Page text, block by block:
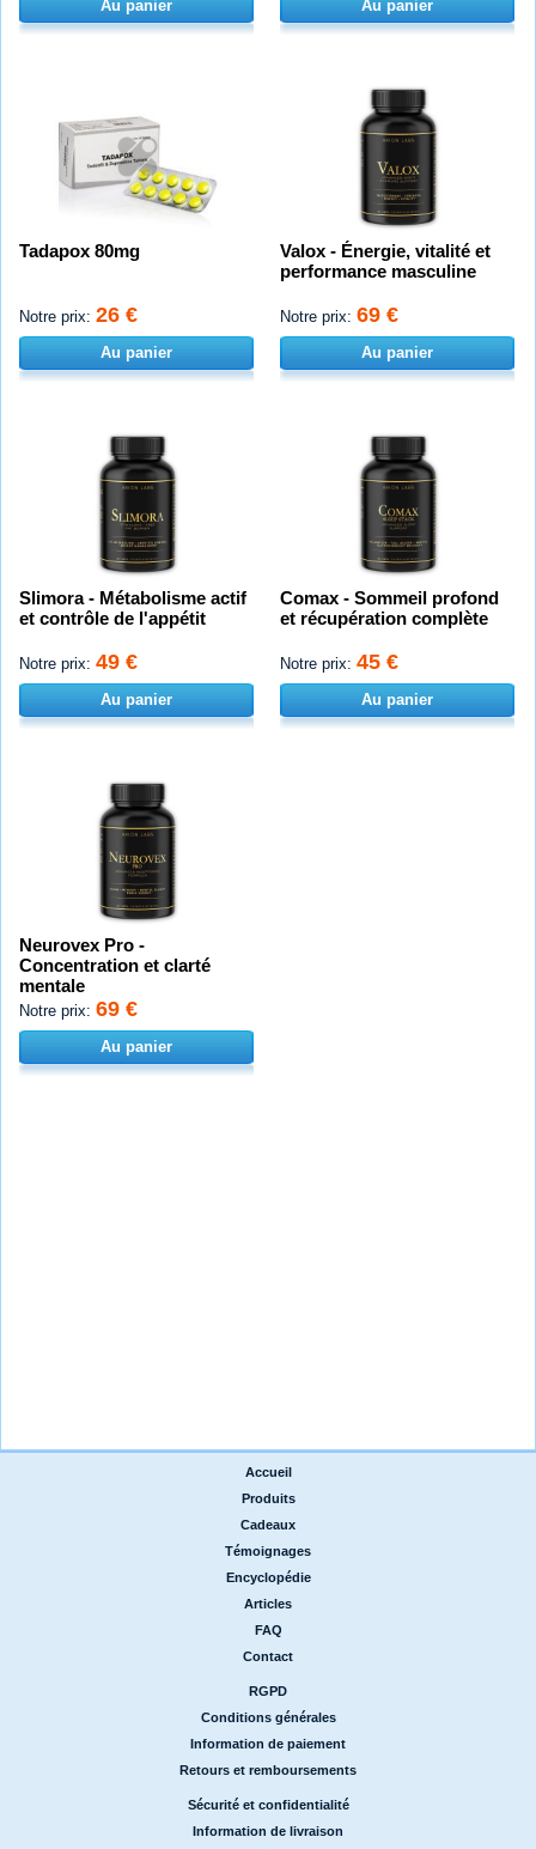
Au panier Au panier
Tadapox 80mg
Notre prix: 26 €
Au panier
Valox - Énergie, vitalité et
performance masculine
Notre prix: 69 €
Au panier
Slimora - Métabolisme actif
et contrôle de l'appétit
Notre prix: 49 €
Au panier
Comax - Sommeil profond
et récupération complète
Notre prix: 45 €
Au panier
Neurovex Pro -
Concentration et clarté
mentale
Notre prix: 69 €
Au panier
Accueil
Produits
Cadeaux
Témoignages
Encyclopédie
Articles
FAQ
Contact
RGPD
Conditions générales
Information de paiement
Retours et remboursements
Sécurité et confidentialité
Information de livraison